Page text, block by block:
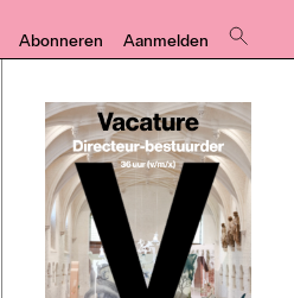
Abonneren Aanmelden